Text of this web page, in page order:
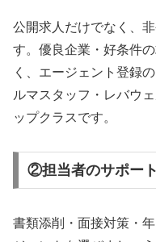
公開求人だけでなく、
す。優良企業・好条件
く、エージェント登録
ルマスタッフ・レバウ
ップクラスです。
②担当者のサポー
書類添削・面接対策・